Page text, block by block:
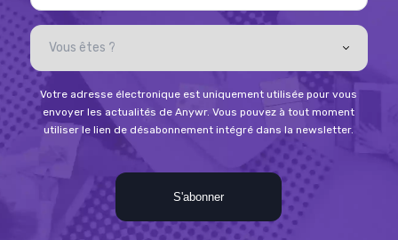
Votre adresse électronique est uniquement utilisée pour vous
envoyer les actualités de Anywr. Vous pouvez à tout moment
utiliser le lien de désabonnement intégré dans la newsletter.